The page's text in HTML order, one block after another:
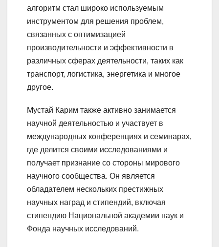
алгоритм стал широко используемым
инструментом для решения проблем,
связанных с оптимизацией
производительности и эффективности в
различных сферах деятельности, таких как
транспорт, логистика, энергетика и многое
другое.
Мустай Карим также активно занимается
научной деятельностью и участвует в
международных конференциях и семинарах,
где делится своими исследованиями и
получает признание со стороны мирового
научного сообщества. Он является
обладателем нескольких престижных
научных наград и стипендий, включая
стипендию Национальной академии наук и
Фонда научных исследований.